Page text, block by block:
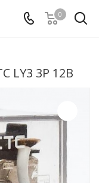
0
LY3 3P 12В